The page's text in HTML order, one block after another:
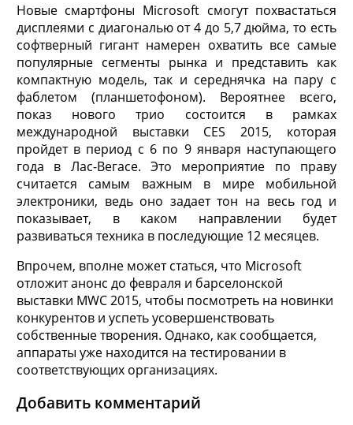
Новые смартфоны Microsoft смогут похвастаться
дисплеями с диагональю от 4 до 5,7 дюйма, то есть
софтверный гигант намерен охватить все самые
популярные сегменты рынка и представить как
компактную модель, так и середнячка на пару с
фаблетом (планшетофоном). Вероятнее всего,
показ нового трио состоится в рамках
международной выставки CES 2015, которая
пройдет в период с 6 по 9 января наступающего
года в Лас-Вегасе. Это мероприятие по праву
считается самым важным в мире мобильной
электроники, ведь оно задает тон на весь год и
показывает, в каком направлении будет
развиваться техника в последующие 12 месяцев.
Впрочем, вполне может статься, что Microsoft
отложит анонс до февраля и барселонской
выставки MWC 2015, чтобы посмотреть на новинки
конкурентов и успеть усовершенствовать
собственные творения. Однако, как сообщается,
аппараты уже находится на тестировании в
соответствующих организациях.
Добавить комментарий